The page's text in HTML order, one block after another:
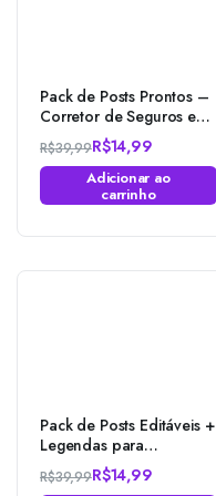
Pack de Posts Prontos –
Corretor de Seguros e
Plano de Saúde –
Photoshop
R$39,99
O
era:
R$14,99
O
é:
Adicionar ao
carrinho
Pack de Posts Editáveis +
Legendas para
Assistência Técnica
Celulares no Photoshop
R$39,99R$14,99